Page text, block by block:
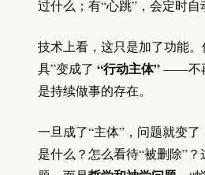
过什么；有“心跳”，会定时自
技术上看，这只是加了功能
具”变成了 “行动主体”——不
是持续做事的存在。
一旦成了“主体”，问题就变
是什么？怎么看待“被删除”